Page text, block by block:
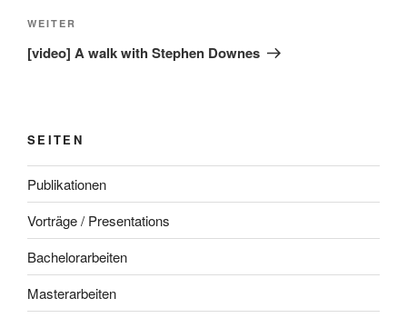
Nächster
Beitrag
WEITER
[video] A walk with Stephen Downes
SEITEN
Publikationen
Vorträge / Presentations
Bachelorarbeiten
Masterarbeiten